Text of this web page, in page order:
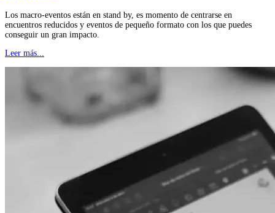
Los macro-eventos están en stand by, es momento de centrarse en
encuentros reducidos y eventos de pequeño formato con los que puedes
conseguir un gran impacto.
Leer más...